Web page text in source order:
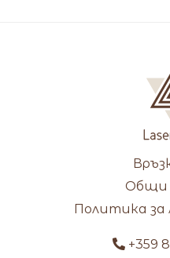
Общи
Политика за
+359